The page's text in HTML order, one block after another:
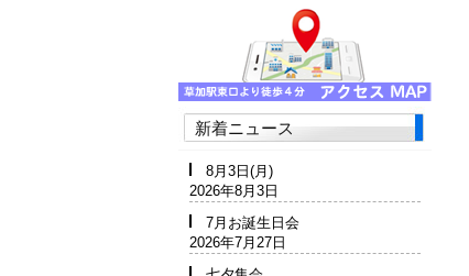
新着ニュース
8月3日(月)
2026年8月3日
7月お誕生日会
2026年7月27日